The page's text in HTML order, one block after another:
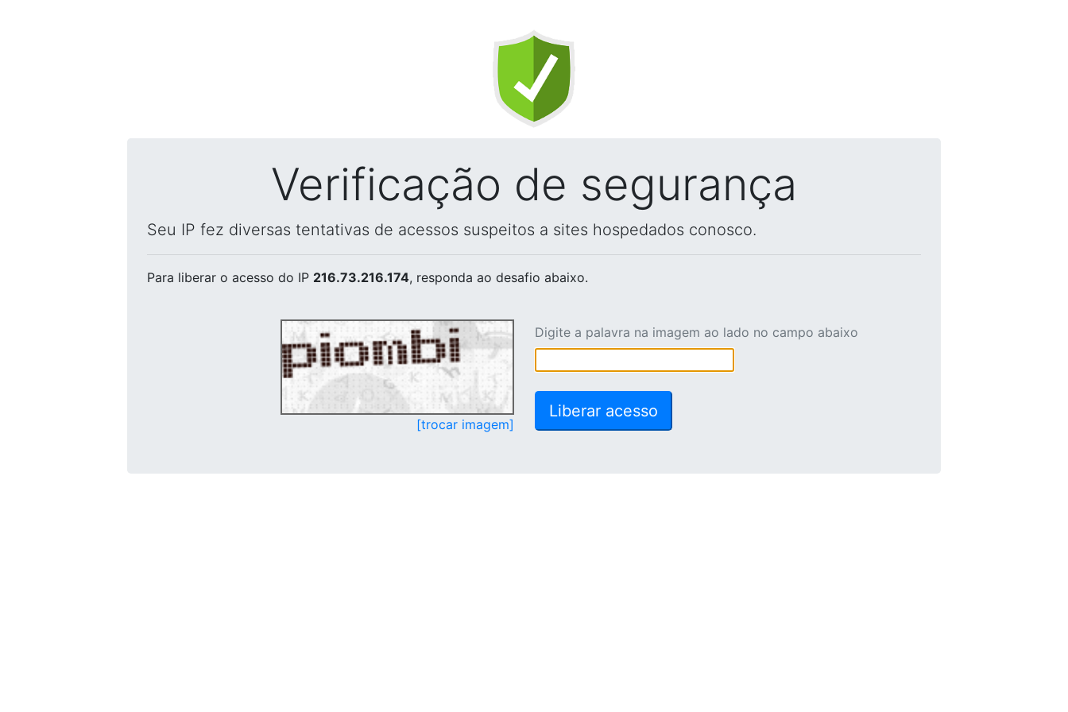
Verificação de segurança
Seu IP fez diversas tentativas de acessos suspeitos a sites hospedados conosco.
Para liberar o acesso do IP 216.73.216.174, responda ao desafio abaixo.
[trocar imagem]
Digite a palavra na imagem ao lado no campo abaixo